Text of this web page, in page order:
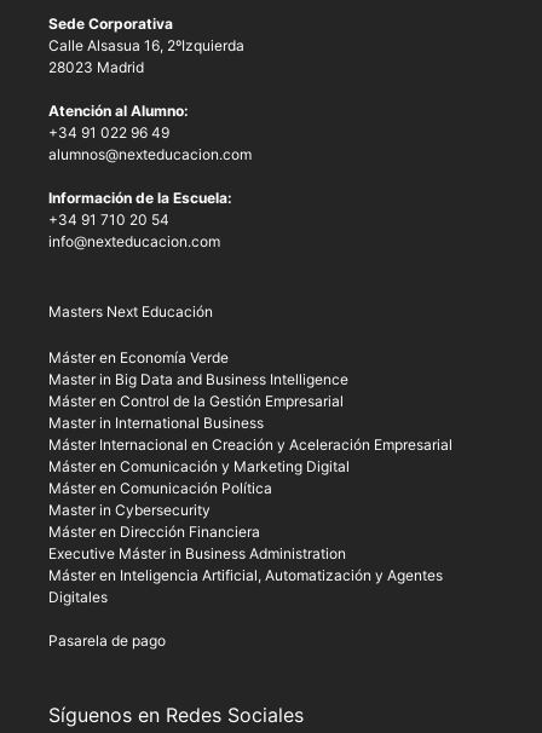
Sede Corporativa
Calle Alsasua 16, 2ºIzquierda
28023 Madrid
Atención al Alumno:
+34 91 022 96 49
alumnos@nexteducacion.com
Información de la Escuela:
+34 91 710 20 54
info@nexteducacion.com
Masters Next Educación
Máster en Economía Verde
Master in Big Data and Business Intelligence
Máster en Control de la Gestión Empresarial
Master in International Business
Máster Internacional en Creación y Aceleración Empresarial
Máster en Comunicación y Marketing Digital
Máster en Comunicación Política
Master in Cybersecurity
Máster en Dirección Financiera
Executive Máster in Business Administration
Máster en Inteligencia Artificial, Automatización y Agentes
Digitales
Pasarela de pago
Síguenos en Redes Sociales